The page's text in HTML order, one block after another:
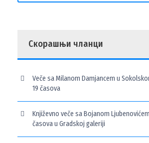
Скорашњи чланци
Veče sa Milanom Damjancem u
19 časova
Književno veče sa Bojanom
časova u Gradskoj galeriji